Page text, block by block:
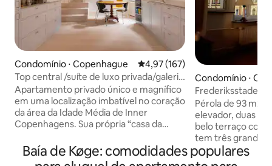
Condomínio ⋅ Copenhague 4,97 de uma avaliação média de
4,97 (167)
Top central /suíte de luxo privada/galeria
de arte
Apartamento privado único e magnífico
em uma localização imbatível no coração
da área da Idade Média de Inner
Copenhagens. Sua própria “casa da
uma rua lateral tranquila. Um luxo de alta
qualidade espalhado por 140 m², você
Condomínio ⋅
Frederiksstadens
Pérola de 93 m2
elevador, duas
belo terraço
tem três grandes
sul com banheiro
virado para o
Baía de Køge: comodidades populares